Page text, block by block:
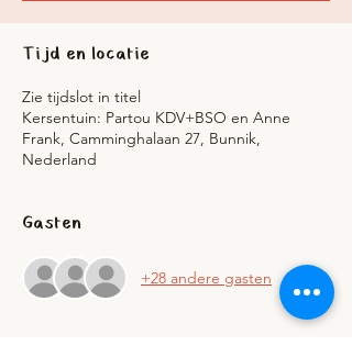
Tijd en locatie
Zie tijdslot in titel
Kersentuin: Partou KDV+BSO en Anne
Frank, Camminghalaan 27, Bunnik,
Nederland
Gasten
+28 andere gasten